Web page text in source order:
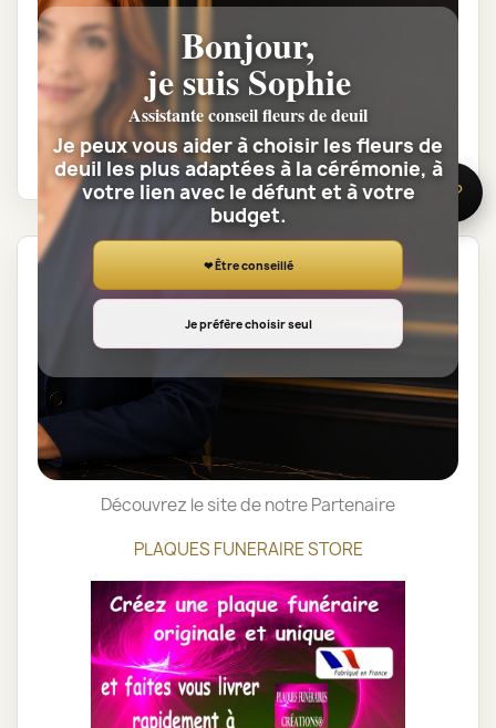
Un service Clients à votre service
Livraison 7/7J par un Artisan fleuriste, 12.90€
Paiements sécurisés SSL
Description Détails du produit
Découvrez le site de notre Partenaire
PLAQUES FUNERAIRE STORE
🌸 Besoin d’aide ?
Bonjour,
je suis Sophie
Assistante conseil fleurs de deuil
Je peux vous aider à choisir les fleurs de
deuil les plus adaptées à la cérémonie, à
votre lien avec le défunt et à votre
budget.
❤ Être conseillé
Je préfère choisir seul